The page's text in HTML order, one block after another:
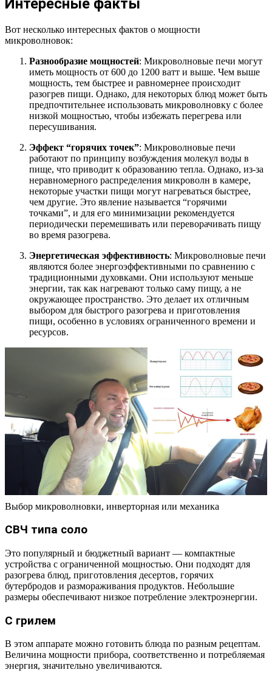
Интересные факты
Вот несколько интересных фактов о мощности
микроволновок:
Разнообразие мощностей: Микроволновые печи могут
иметь мощность от 600 до 1200 ватт и выше. Чем выше
мощность, тем быстрее и равномернее происходит
разогрев пищи. Однако, для некоторых блюд может быть
предпочтительнее использовать микроволновку с более
низкой мощностью, чтобы избежать перегрева или
пересушивания.
Эффект “горячих точек”: Микроволновые печи
работают по принципу возбуждения молекул воды в
пище, что приводит к образованию тепла. Однако, из-за
неравномерного распределения микроволн в камере,
некоторые участки пищи могут нагреваться быстрее,
чем другие. Это явление называется “горячими
точками”, и для его минимизации рекомендуется
периодически перемешивать или переворачивать пищу
во время разогрева.
Энергетическая эффективность: Микроволновые печи
являются более энергоэффективными по сравнению с
традиционными духовками. Они используют меньше
энергии, так как нагревают только саму пищу, а не
окружающее пространство. Это делает их отличным
выбором для быстрого разогрева и приготовления
пищи, особенно в условиях ограниченного времени и
ресурсов.
Выбор микроволновки, инверторная или механика
СВЧ типа соло
Это популярный и бюджетный вариант — компактные
устройства с ограниченной мощностью. Они подходят для
разогрева блюд, приготовления десертов, горячих
бутербродов и размораживания продуктов. Небольшие
размеры обеспечивают низкое потребление электроэнергии.
С грилем
В этом аппарате можно готовить блюда по разным рецептам.
Величина мощности прибора, соответственно и потребляемая
энергия, значительно увеличиваются.